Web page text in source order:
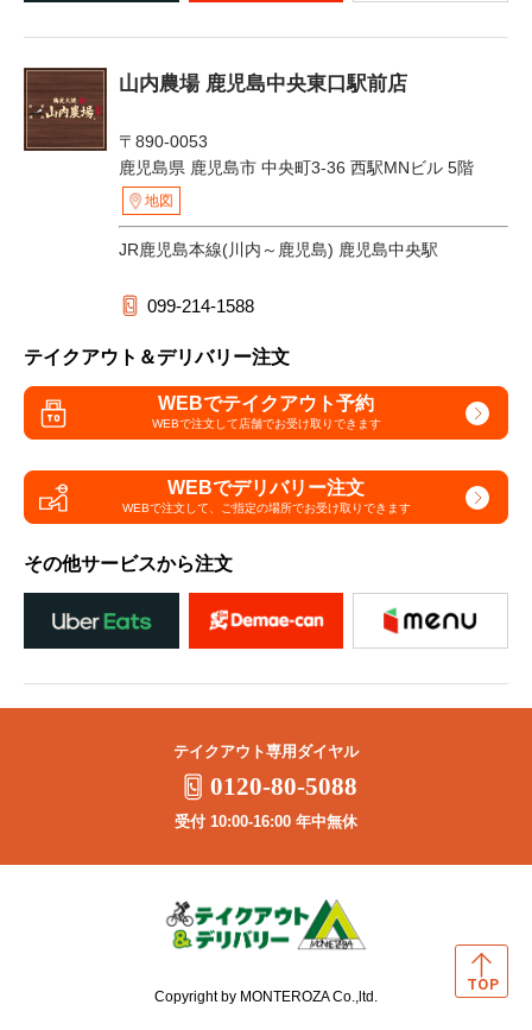
山内農場 鹿児島中央東口駅前店
〒890-0053
鹿児島県 鹿児島市 中央町3-36 西駅MNビル 5階
地図
JR鹿児島本線(川内～鹿児島) 鹿児島中央駅
099-214-1588
テイクアウト＆デリバリー注文
WEBでテイクアウト予約
WEBで注文して店舗でお受け取りできます
WEBでデリバリー注文
WEBで注文して、 ご指定の場所でお受け取りできます
その他サービスから注文
テイクアウト専用ダイヤル
0120-80-5088
受付 10:00-16:00 年中無休
Copyright by MONTEROZA Co.,ltd.